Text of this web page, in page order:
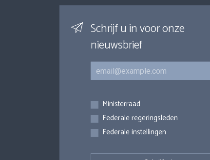
Schrijf u in voor onze
nieuwsbrief
E-mail
Inschrijvingen
Ministerraad
Federale regeringsleden
Federale instellingen